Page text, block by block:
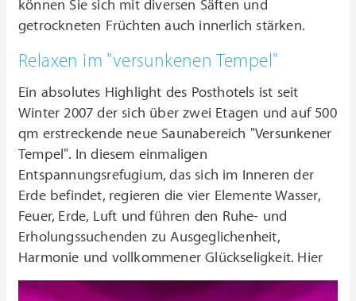
können Sie sich mit diversen Säften und
getrockneten Früchten auch innerlich stärken.
Relaxen im "versunkenen Tempel"
Ein absolutes Highlight des Posthotels ist seit
Winter 2007 der sich über zwei Etagen und auf 500
qm erstreckende neue Saunabereich "Versunkener
Tempel". In diesem einmaligen
Entspannungsrefugium, das sich im Inneren der
Erde befindet, regieren die vier Elemente Wasser,
Feuer, Erde, Luft und führen den Ruhe- und
Erholungssuchenden zu Ausgeglichenheit,
Harmonie und vollkommener Glückseligkeit. Hier